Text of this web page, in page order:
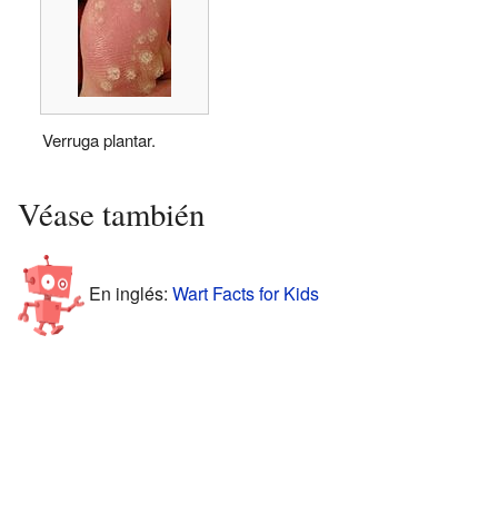
Verruga plantar.
Véase también
En inglés: Wart Facts for Kids